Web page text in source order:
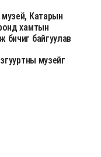
Катарын
хамтын
бичиг байгуулав
музейг